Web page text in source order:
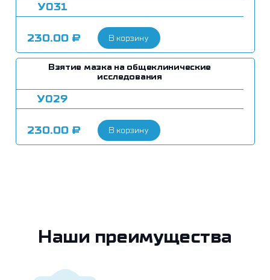
У031
230.00 ₽ В корзину
Взятие мазка на общеклинические
исследования
У029
230.00 ₽ В корзину
Наши преимущества